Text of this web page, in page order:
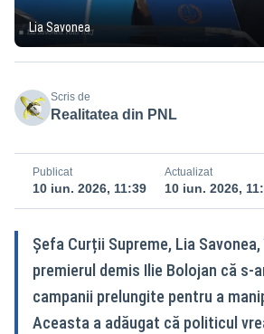
Lia Savonea
Scris de
Realitatea din PNL
Publicat
10 iun. 2026, 11:39
Actualizat
10 iun. 2026,
Șefa Curții Supreme, Lia
premierul demis Ilie Bolojan că s-
campanii prelungite pentru a
Aceasta a adăugat că politicul